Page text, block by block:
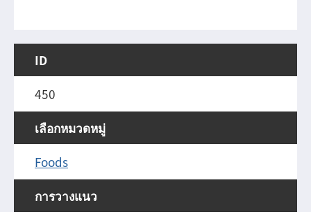
ID
450
เลือกหมวดหมู่
Foods
การวางแนว